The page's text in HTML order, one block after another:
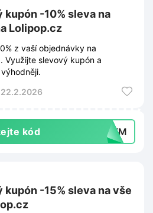
kupón -10% sleva na
Lolipop.cz
z vaší objednávky na
Využijte slevový kupón a
kód RNYM
kupón -15% sleva na vše